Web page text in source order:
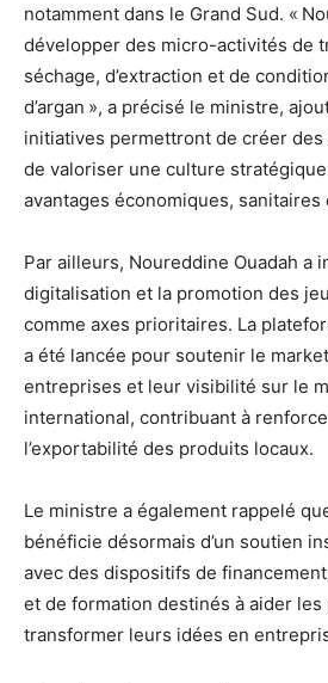
notamment dans le Grand Sud. «
développer des micro-activités de
séchage, d’extraction et de
d’argan », a précisé le ministre,
initiatives permettront de créer
de valoriser une culture
avantages économiques,
Par ailleurs, Noureddine Ouadah a
digitalisation et la promotion des
comme axes prioritaires. La
a été lancée pour soutenir le
entreprises et leur visibilité sur le
international, contribuant à
l’exportabilité des produits locaux.
Le ministre a également rappelé
bénéficie désormais d’un soutien
avec des dispositifs de
et de formation destinés à aider
transformer leurs idées en